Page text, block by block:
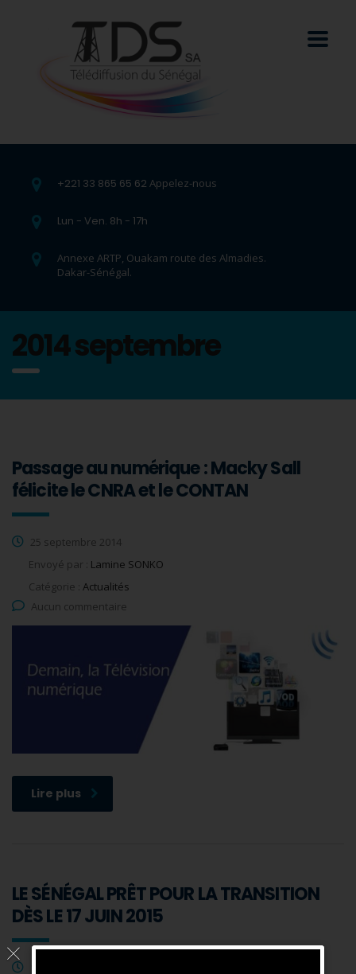
+221 33 865 65 62 Appelez-nous
Lun - Ven. 8h - 17h
Annexe ARTP, Ouakam route des Almadies.
Dakar-Sénégal.
2014 septembre
Passage au numérique : Macky Sall
félicite le CNRA et le CONTAN
25 septembre 2014
Envoyé par : Lamine SONKO
Catégorie : Actualités
Aucun commentaire
Lire plus
LE SÉNÉGAL PRÊT POUR LA TRANSITION
DÈS LE 17 JUIN 2015